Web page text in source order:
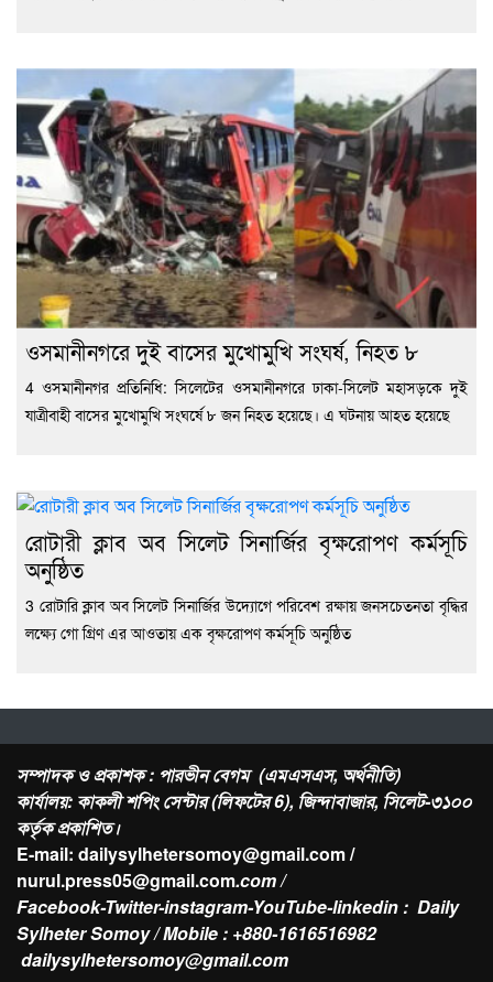
ওসমানীনগরে দুই বাসের মুখোমুখি সংঘর্ষ, নিহত ৮
4 ওসমানীনগর প্রতিনিধি: সিলেটের ওসমানীনগরে ঢাকা-সিলেট মহাসড়কে দুই
যাত্রীবাহী বাসের মুখোমুখি সংঘর্ষে ৮ জন নিহত হয়েছে। এ ঘটনায় আহত হয়েছে
রোটারী ক্লাব অব সিলেট সিনার্জির বৃক্ষরোপণ কর্মসূচি
অনুষ্ঠিত
3 রোটারি ক্লাব অব সিলেট সিনার্জির উদ্যোগে পরিবেশ রক্ষায় জনসচেতনতা বৃদ্ধির
লক্ষ্যে গো গ্রিণ এর আওতায় এক বৃক্ষরোপণ কর্মসূচি অনুষ্ঠিত
সম্পাদক ও প্রকাশক : পারভীন বেগম (এমএসএস, অর্থনীতি)
কার্যালয়: কাকলী শপিং সেন্টার (লিফটের 6), জিন্দাবাজার, সিলেট-৩১০০
কর্তৃক প্রকাশিত।
E-mail: dailysylhetersomoy@gmail.com /
nurul.press05@gmail.com.com /
Facebook-Twitter-instagram-YouTube-linkedin : Daily
Sylheter Somoy / Mobile : +880-1616516982
dailysylhetersomoy@gmail.com